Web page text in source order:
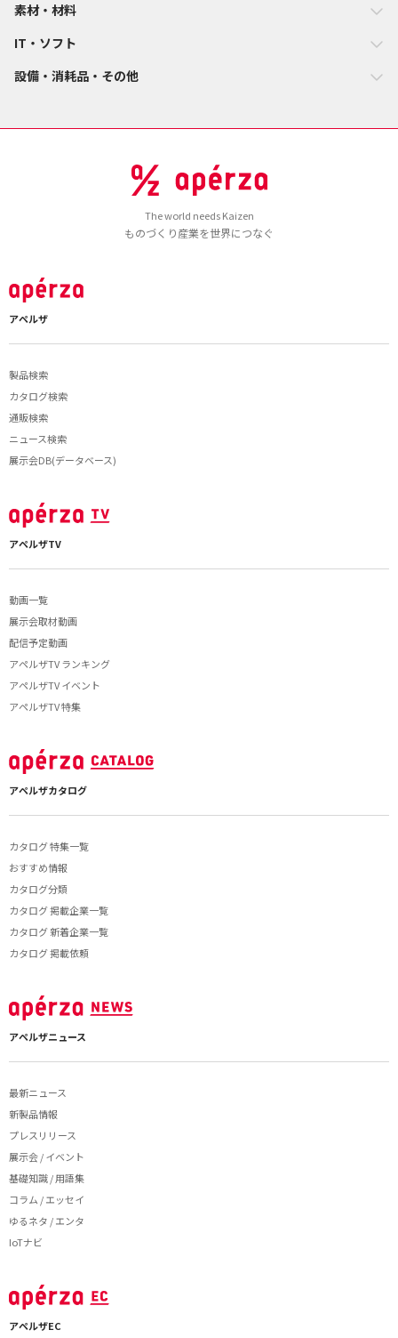
素材・材料
IT・ソフト
設備・消耗品・その他
The world needs Kaizen
ものづくり産業を世界につなぐ
アペルザ
製品検索
カタログ検索
通販検索
ニュース検索
展示会DB(データベース)
アペルザTV
動画一覧
展示会取材動画
配信予定動画
アペルザTV ランキング
アペルザTV イベント
アペルザTV 特集
アペルザカタログ
カタログ 特集一覧
おすすめ情報
カタログ分類
カタログ 掲載企業一覧
カタログ 新着企業一覧
カタログ 掲載依頼
アペルザニュース
最新ニュース
新製品情報
プレスリリース
展示会 / イベント
基礎知識 / 用語集
コラム / エッセイ
ゆるネタ / エンタ
IoTナビ
アペルザEC